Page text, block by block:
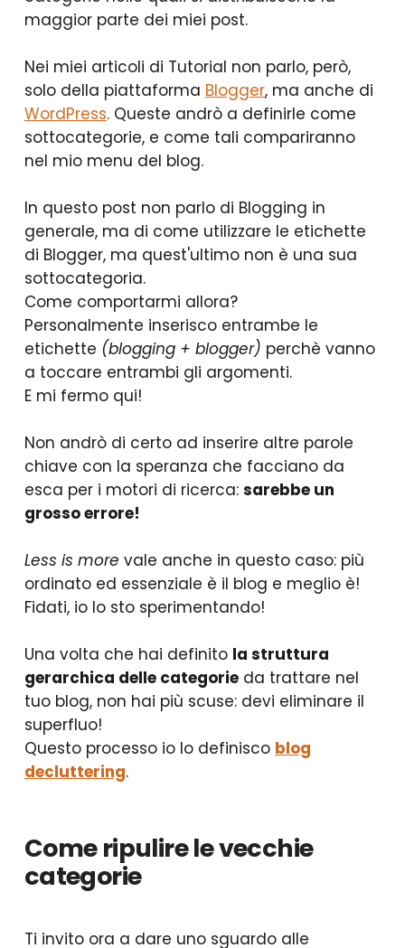
maggior parte dei miei post.
Nei miei articoli di Tutorial non parlo, però,
solo della piattaforma Blogger, ma anche di
WordPress. Queste andrò a definirle come
sottocategorie, e come tali compariranno
nel mio menu del blog.
In questo post non parlo di Blogging in
generale, ma di come utilizzare le etichette
di Blogger, ma quest'ultimo non è una sua
sottocategoria.
Come comportarmi allora?
Personalmente inserisco entrambe le
etichette (blogging + blogger) perchè vanno
a toccare entrambi gli argomenti.
E mi fermo qui!
Non andrò di certo ad inserire altre parole
chiave con la speranza che facciano da
esca per i motori di ricerca: sarebbe un
grosso errore!
Less is more vale anche in questo caso: più
ordinato ed essenziale è il blog e meglio è!
Fidati, io lo sto sperimentando!
Una volta che hai definito la struttura
gerarchica delle categorieda trattare nel
tuo blog, non hai più scuse: devi eliminare il
superfluo!
Questo processo io lo definisco blog
decluttering.
Come ripulire le vecchie
categorie
Ti invito ora a dare uno sguardo alle